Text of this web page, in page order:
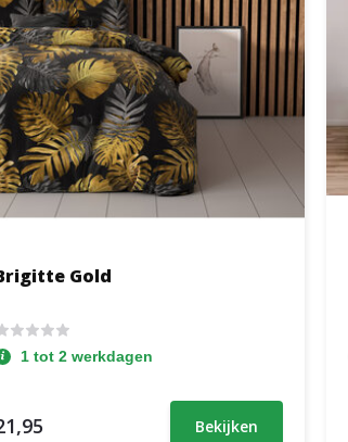
Gold
1 tot 2 werkdagen
Bekijken